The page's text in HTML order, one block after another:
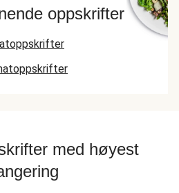
oppskrifter
med høyest